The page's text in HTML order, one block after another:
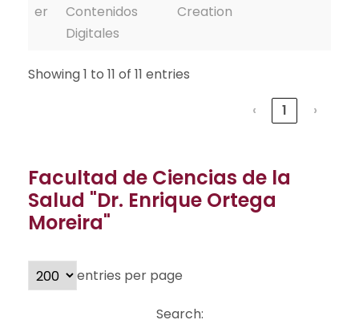
er
Contenidos
Digitales
Creation
Showing 1 to 11 of 11 entries
‹
1 ›
Facultad de Ciencias de la
Salud "Dr. Enrique Ortega
Moreira"
entries per page
Search: